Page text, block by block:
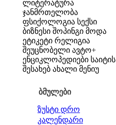
ლიტერატურა
ჯანმრთელობა
ფსიქოლოგია სექსი
ბიზნესი შოპინგი მოდა
ეტიკეტი რელიგია
შეუცნობელი ავტო+
ენციკლოპედიები საიტის
შესახებ ახალი მენიუ
ბმულები
ზუსტი დრო
კალენდარი